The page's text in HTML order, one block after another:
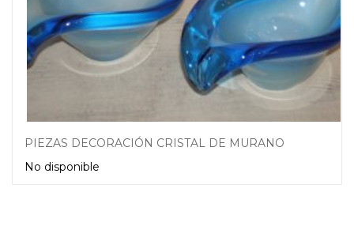
PIEZAS DECORACIÓN CRISTAL DE MURANO
No disponible